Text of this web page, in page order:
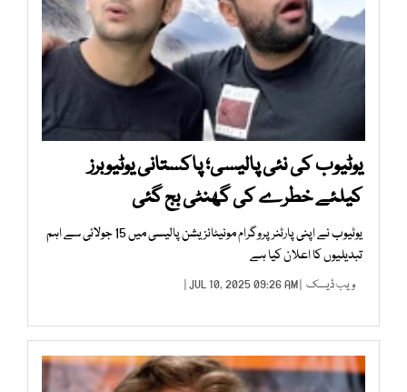
یوٹیوب کی نئی پالیسی؛ پاکستانی یوٹیوبرز
کیلئے خطرے کی گھنٹی بج گئی
یوٹیوب نے اپنی پارٹنر پروگرام مونیٹائزیشن پالیسی میں 15 جولائی سے اہم
تبدیلیوں کا اعلان کیا ہے
ویب ڈیسک | JUL 10, 2025 09:26 AM |